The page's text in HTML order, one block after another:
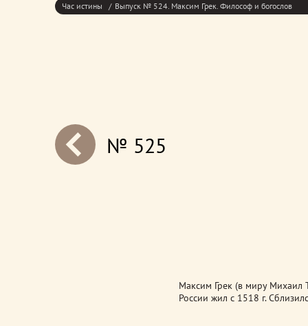
Час истины Выпуск № 524. Максим Грек. Философ и богослов
next№ 525
Максим Грек (в миру Михаил
России жил с 1518 г.